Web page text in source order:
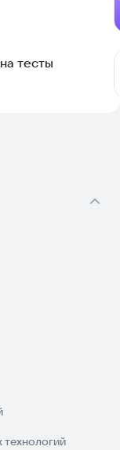
тесты